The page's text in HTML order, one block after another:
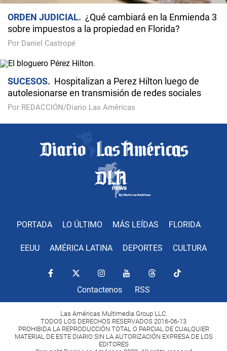
ORDEN JUDICIAL
¿Qué cambiará en la Enmienda 3
sobre impuestos a la propiedad en Florida?
Por Daniel Castropé
SUCESOS
Hospitalizan a Perez Hilton luego de
autolesionarse en transmisión de redes sociales
Por REDACCIÓN/Diario Las Américas
PORTADA LO ÚLTIMO MÁS LEÍDAS FLORIDA
EEUU AMÉRICA LATINA DEPORTES CULTURA
Contactenos RSS
Las Américas Multimedia Group LLC.
TODOS LOS DERECHOS RESERVADOS 2016-06-13
PROHIBIDA LA REPRODUCCIÓN TOTAL O PARCIAL DE CUALQUIER
MATERIAL DE ESTE DIARIO SIN LA AUTORIZACIÓN EXPRESA DE LOS
EDITORES